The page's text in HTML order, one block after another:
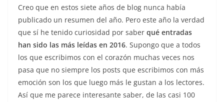
Creo que en estos siete años de blog nunca había
publicado un resumen del año. Pero este año la verdad
que sí he tenido curiosidad por saber qué entradas
han sido las más leídas en 2016. Supongo que a todos
los que escribimos con el corazón muchas veces nos
pasa que no siempre los posts que escribimos con más
emoción son los que luego más le gustan a los lectores.
Así que me parece interesante saber, de las casi 100